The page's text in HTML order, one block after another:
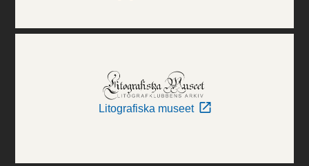
Litografiska museet